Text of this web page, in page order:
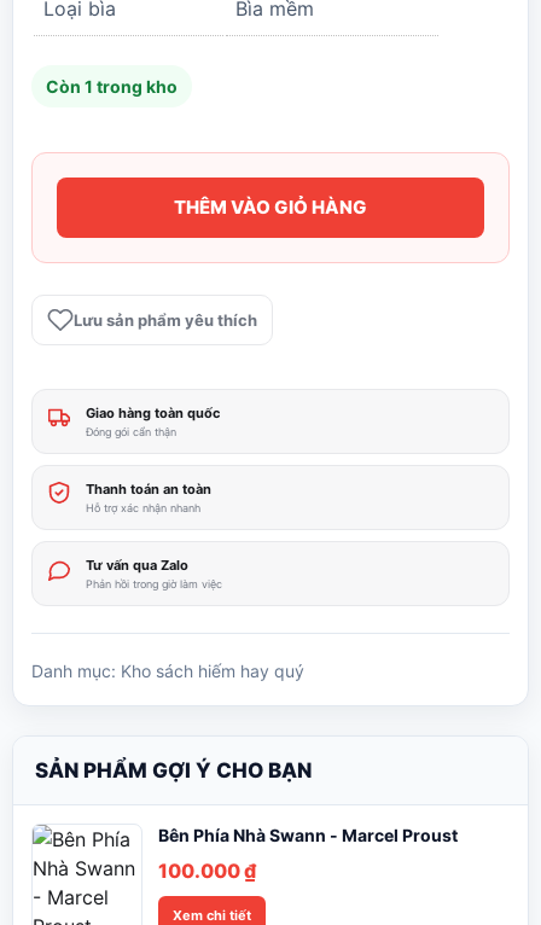
Loại bìa Bìa mềm
Còn 1 trong kho
Sức
Mạnh
Biển
Đối
Với
Lịch
Sử,
1660
-
-
Mahan
THÊM VÀO GIỎ HÀNG
Lưu sản phẩm yêu thích
Giao hàng toàn quốc
Đóng gói cẩn thận
Thanh toán an toàn
Hỗ trợ xác nhận nhanh
Tư vấn qua Zalo
Phản hồi trong giờ làm việc
Danh mục: Kho sách hiếm hay quý
SẢN PHẨM GỢI Ý CHO BẠN
Bên Phía Nhà Swann - Marcel Proust
100.000₫
Xem chi tiết